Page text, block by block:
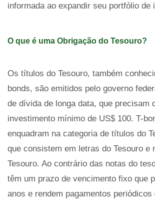
informada ao expandir seu portfólio de
O que é uma Obrigação do Tesouro?
Os títulos do Tesouro, também
bonds, são emitidos pelo governo
de dívida de longa data, que precisam
investimento mínimo de US$ 100. T-
enquadram na categoria de títulos do
que consistem em letras do Tesouro e
Tesouro. Ao contrário das notas do
têm um prazo de vencimento fixo que
anos e rendem pagamentos